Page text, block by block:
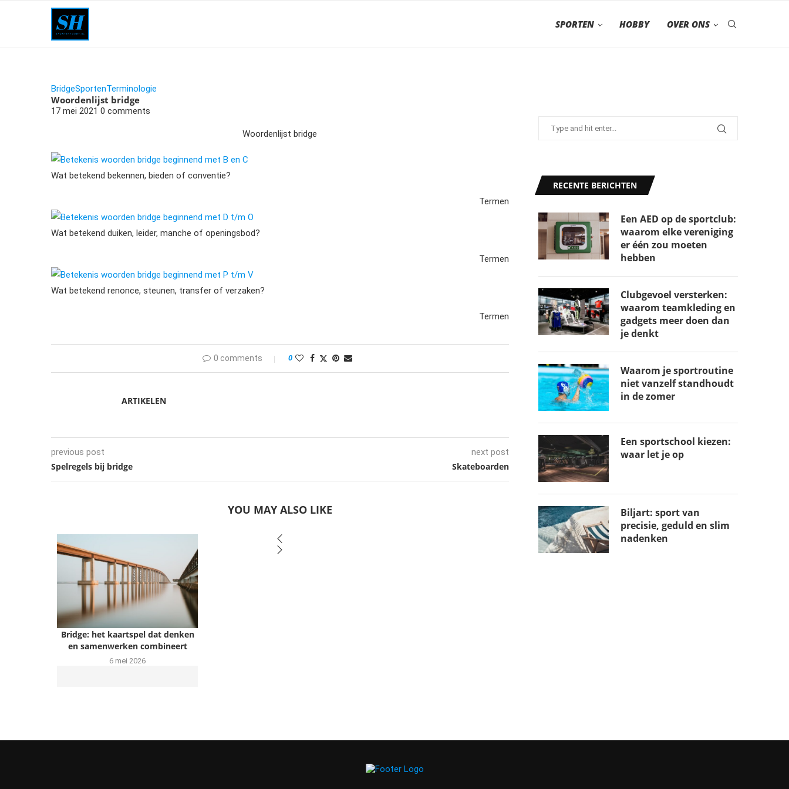
SPORTEN HOBBY OVER ONS
BridgeSportenTerminologie
Woordenlijst bridge
17 mei 2021 0 comments
Woordenlijst bridge
Betekenis woorden bridge beginnend met B en C
Wat betekend bekennen, bieden of conventie?
Termen
Betekenis woorden bridge beginnend met D t/m O
Wat betekend duiken, leider, manche of openingsbod?
Termen
Betekenis woorden bridge beginnend met P t/m V
Wat betekend renonce, steunen, transfer of verzaken?
Termen
0 comments 0
ARTIKELEN
previous post
Spelregels bij bridge
next post
Skateboarden
YOU MAY ALSO LIKE
Bridge: het kaartspel dat denken
en samenwerken combineert
6 mei 2026
RECENTE BERICHTEN
Een AED op de sportclub:
waarom elke vereniging
er één zou moeten
hebben
Clubgevoel versterken:
waarom teamkleding en
gadgets meer doen dan
je denkt
Waarom je sportroutine
niet vanzelf standhoudt
in de zomer
Een sportschool kiezen:
waar let je op
Biljart: sport van
precisie, geduld en slim
nadenken